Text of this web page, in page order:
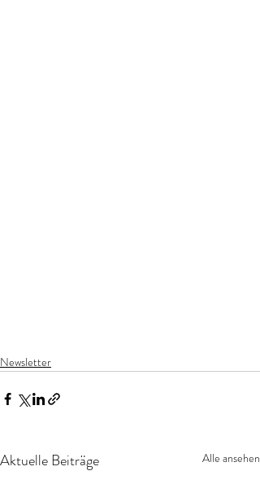
Newsletter
Aktuelle Beiträge Alle ansehen